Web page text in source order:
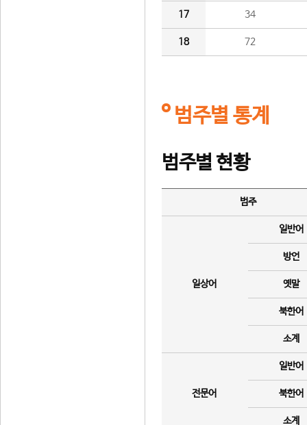
17 34
18 72
범주별 통계
범주별 현황
범주
일상어
일반어
방언
옛말
북한어
소계
전문어
일반어
북한어
소계